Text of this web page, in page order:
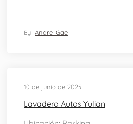
By Andrei Gae
10 de junio de 2025
Lavadero Autos Yulian